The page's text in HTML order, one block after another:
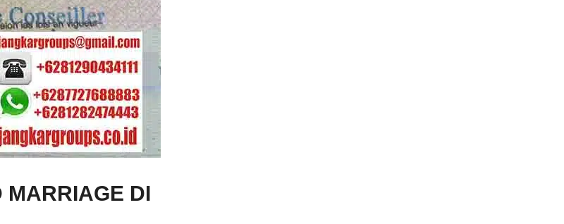
MARRIAGE DI